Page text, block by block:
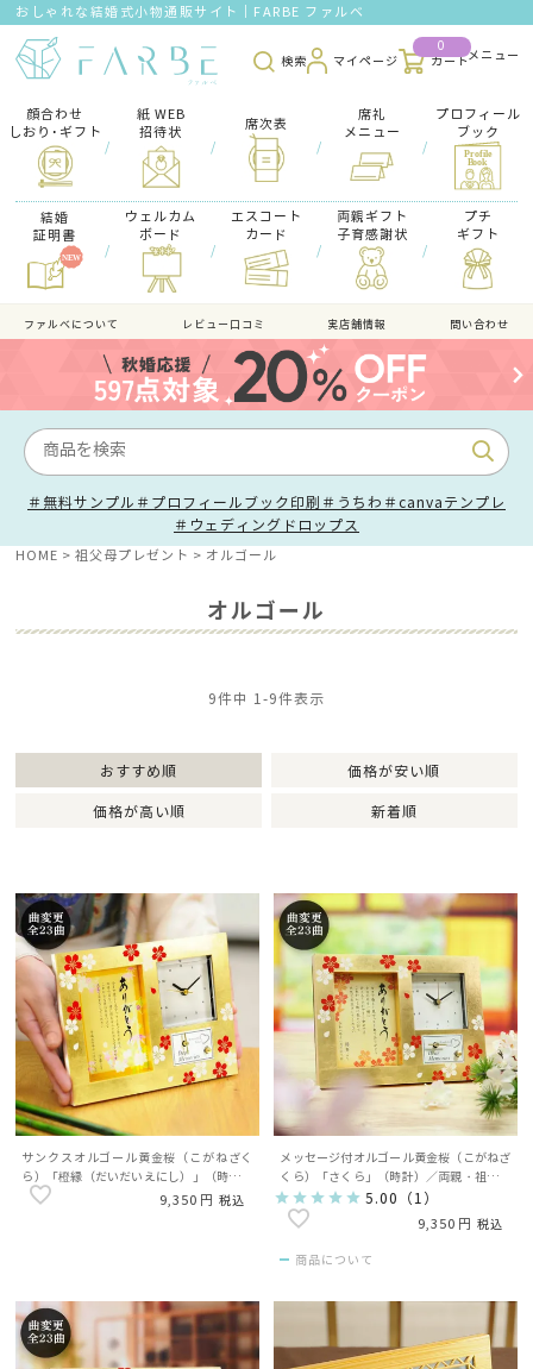
おしゃれな結婚式小物通販サイト｜FARBE ファルベ
検索 マイページ
0
カート
顔合わせ
しおり･ギフト
/
紙 WEB
招待状
/
席次表
/
席礼
メニュー
/
プロフィール
ブック
結婚
証明書
/
ウェルカム
ボード
/
エスコート
カード
/
両親ギフト
子育感謝状
/
プチ
ギフト
ファルべについて レビュー口コミ 実店舗情報 問い合わせ
＃無料サンプル ＃プロフィールブック印刷 ＃うちわ ＃canvaテンプレ
＃ウェディングドロップス
HOME 祖父母プレゼント オルゴール
オルゴール
おすすめ順 価格が安い順
価格が高い順 新着順
9件中 1 -9件表示
サンクスオルゴール黄金桜（こがねざく
ら）「橙縁（だいだいえにし）」（時計）
／両親・祖父母へのプレゼント
9,350 税込
メッセージ付オルゴール黄金桜（こがねざ
くら）「さくら」（時計）／両親・祖父母
へのプレゼント 5.00 （ 1 ）
9,350 税込
商品について